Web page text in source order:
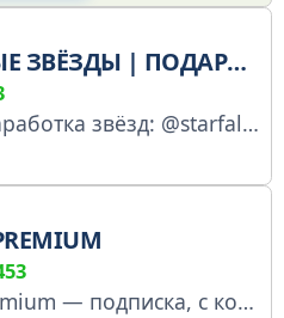
ЗВЁЗДЫ | ПОДАРКИ
звёзд: @starfalll_tg_bot
Telegram Premium — подписка, с которой Вы получаете доступ к десяткам эксклюзивных функций.